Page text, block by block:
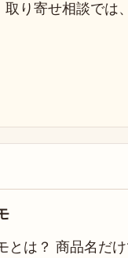
り寄せ相談では
とは？ 商品名だ